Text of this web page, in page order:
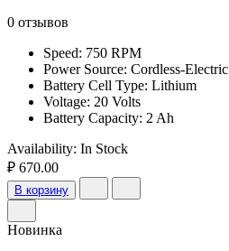
0 отзывов
Speed: 750 RPM
Power Source: Cordless-Electric
Battery Cell Type: Lithium
Voltage: 20 Volts
Battery Capacity: 2 Ah
Availability: In Stock
₽ 670.00
В корзину
Новинка